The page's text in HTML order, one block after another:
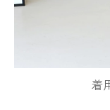
着